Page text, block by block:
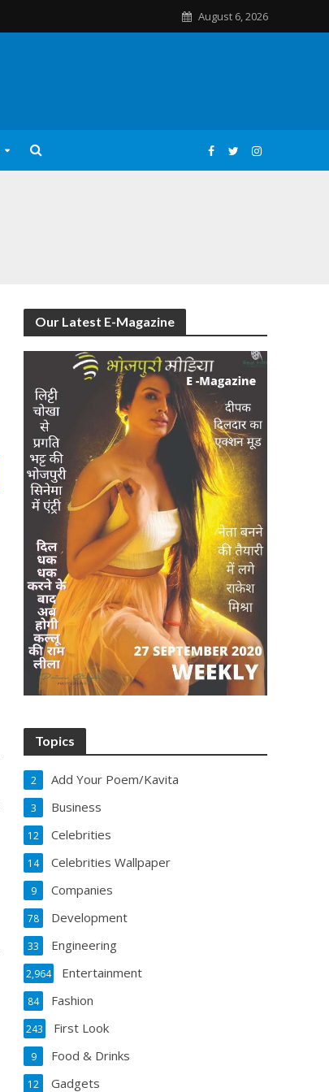
August 6, 2026
Our Latest E-Magazine
Topics
Add Your Poem/Kavita
2
Business
3
Celebrities
12
Celebrities Wallpaper
14
Companies
9
Development
78
Engineering
33
Entertainment
2,964
Fashion
84
First Look
243
Food & Drinks
9
Gadgets
12